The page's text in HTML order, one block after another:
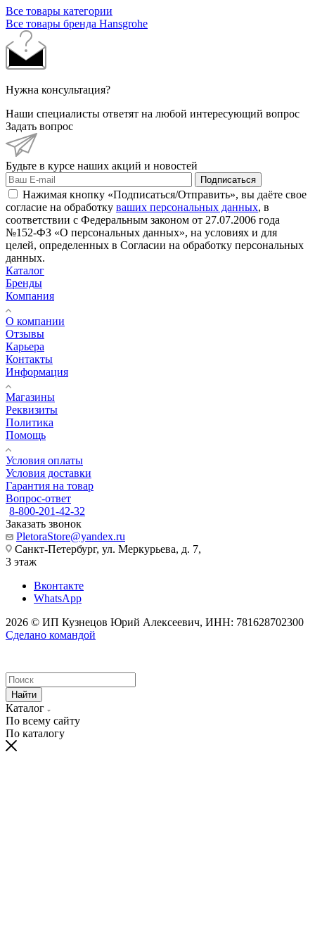
Все товары категории
Все товары бренда Hansgrohe
Нужна консультация?
Наши специалисты ответят на любой интересующий вопрос
Задать вопрос
Будьте в курсе наших акций и новостей
Подписаться
Нажимая кнопку «Подписаться/Отправить», вы даёте свое
согласие на обработку ваших персональных данных, в
соответствии с Федеральным законом от 27.07.2006 года
№152-ФЗ «О персональных данных», на условиях и для
целей, определенных в Согласии на обработку персональных
данных.
Каталог
Бренды
Компания
О компании
Отзывы
Карьера
Контакты
Информация
Магазины
Реквизиты
Политика
Помощь
Условия оплаты
Условия доставки
Гарантия на товар
Вопрос-ответ
8-800-201-42-32
Заказать звонок
PletoraStore@yandex.ru
Санкт-Петербург, ул. Меркурьева, д. 7,
3 этаж
Вконтакте
WhatsApp
2026 © ИП Кузнецов Юрий Алексеевич, ИНН: 781628702300
Сделано командой
Найти
Каталог
По всему сайту
По каталогу